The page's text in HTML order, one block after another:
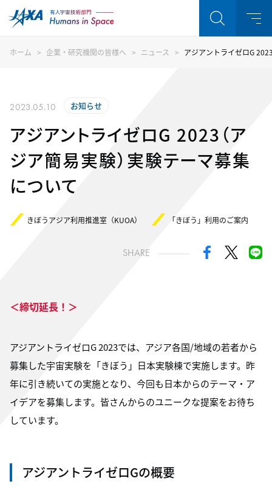
ホーム 企業・研究機関の皆様へ ニュース アジアントライゼロG
2023.05.10 お知らせ
アジアントライゼロG 2023（ア
ジア簡易実験）実験テーマ募集
について
きぼうアジア利用推進室（KUOA） 「きぼう」利用のご案内
SHARE
＜締切延長！＞
アジアントライゼロG 2023では、アジア各国/地域の若者から
募集した宇宙実験を「きぼう」日本実験棟で実施します。昨
年に引き続いての実施となり、今回も日本からのテーマ・ア
イデアを募集します。皆さんからのユニークな提案をお待ち
しています。
アジアントライゼロGの概要